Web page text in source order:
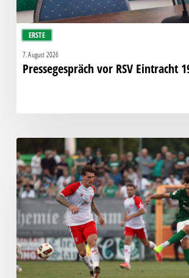
ERSTE
7. August 2026
Pressegespräch vor RSV Eintracht
Bittere
Pleite:
Chemie
kassiert
späten
Knockout
gegen
Halle